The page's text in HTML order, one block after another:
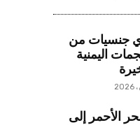
جنسيات من
اليمنية
الأحمر إلى